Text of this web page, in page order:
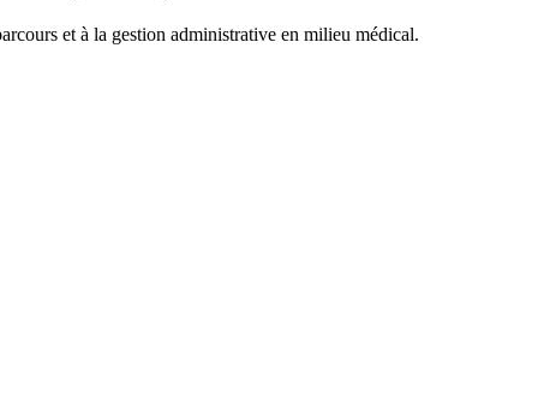
et à la gestion administrative en milieu médical.